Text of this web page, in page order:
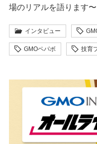
場のリアルを語ります〜
インタビュー
GMOペパボ 技育